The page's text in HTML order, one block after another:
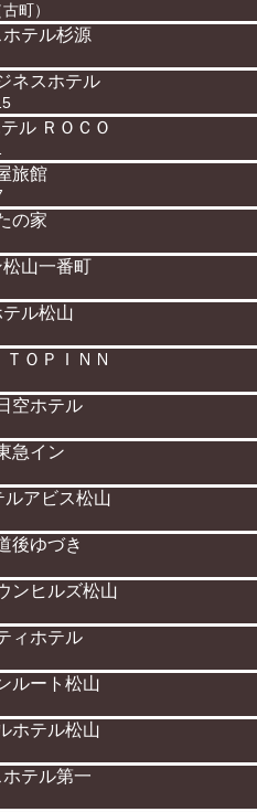
町）
テル杉源
ネスホテル
ル ＲＯＣＯ
旅館
の家
山一番町
テル松山
ＴＯＰＩＮＮ
空ホテル
急イン
ルアビス松山
後ゆづき
ンヒルズ松山
ィホテル
ルート松山
ホテル松山
ホテル第一